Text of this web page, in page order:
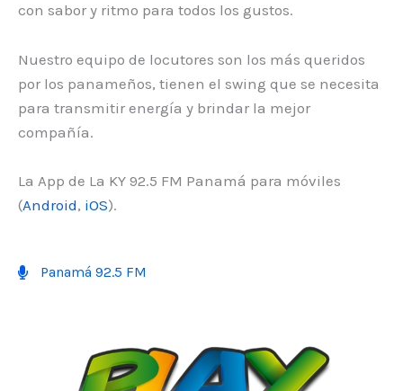
con sabor y ritmo para todos los gustos.
Nuestro equipo de locutores son los más queridos
por los panameños, tienen el swing que se necesita
para transmitir energía y brindar la mejor
compañía.
La App de La KY 92.5 FM Panamá para móviles
(Android, iOS).
Panamá 92.5 FM